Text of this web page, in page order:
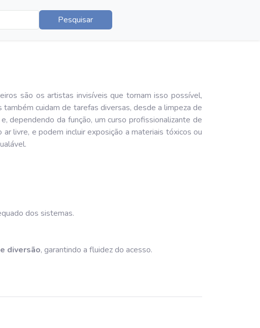
Pesquisar
são os artistas invisíveis que tornam isso possível,
cuidam de tarefas diversas, desde a limpeza de
dependendo da função, um curso profissionalizante de
livre, e podem incluir exposição a materiais tóxicos ou
dos sistemas.
diversão, garantindo a fluidez do acesso.